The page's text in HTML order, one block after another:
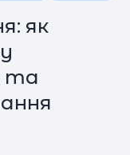
як
та